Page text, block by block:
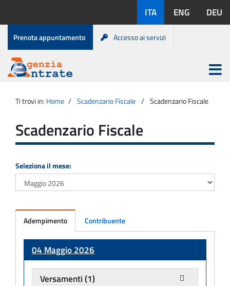
contenuto
disponibili:
ITA ENG DEU
Menu
di
servizio
Prenota appuntamento Accesso ai servizi
Agenzia
Apri
menu
principale
Ti trovi in: Home Scadenzario Fiscale Scadenzario Fiscale
Scadenzario Fiscale
Seleziona il mese:
Adempimento Contribuente
04 Maggio 2026
Versamenti(1)